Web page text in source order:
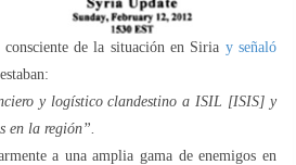
de la situación en Siria y señaló
y logístico clandestino a ISIL [ISIS] y
en la región”.
a una amplia gama de enemigos en